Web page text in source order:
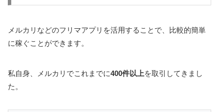
メルカリなどのフリマアプリを活用することで、比較的簡単
に稼ぐことができます。
私自身、メルカリでこれまでに400件以上を取引してきまし
た。